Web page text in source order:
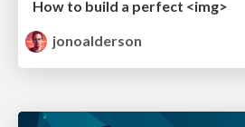
How to build a perfect <img>
jonoalderson